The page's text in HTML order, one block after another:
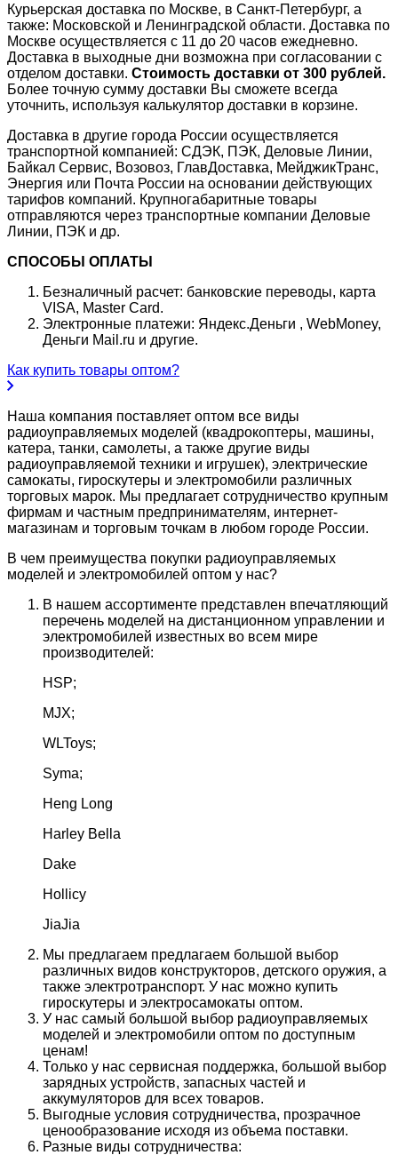
Курьерская доставка по Москве, в Санкт-Петербург, а
также: Московской и Ленинградской области. Доставка по
Москве осуществляется с 11 до 20 часов ежедневно.
Доставка в выходные дни возможна при согласовании с
отделом доставки. Стоимость доставки от 300 рублей.
Более точную сумму доставки Вы сможете всегда
уточнить, используя калькулятор доставки в корзине.
Доставка в другие города России осуществляется
транспортной компанией: СДЭК, ПЭК, Деловые Линии,
Байкал Сервис, Возовоз, ГлавДоставка, МейджикТранс,
Энергия или Почта России на основании действующих
тарифов компаний. Крупногабаритные товары
отправляются через транспортные компании Деловые
Линии, ПЭК и др.
СПОСОБЫ ОПЛАТЫ
Безналичный расчет: банковские переводы, карта
VISA, Master Card.
Электронные платежи: Яндекс.Деньги , WebMoney,
Деньги Mail.ru и другие.
Как купить товары оптом?
Наша компания поставляет оптом все виды
радиоуправляемых моделей (квадрокоптеры, машины,
катера, танки, самолеты, а также другие виды
радиоуправляемой техники и игрушек), электрические
самокаты, гироскутеры и электромобили различных
торговых марок. Мы предлагает сотрудничество крупным
фирмам и частным предпринимателям, интернет-
магазинам и торговым точкам в любом городе России.
В чем преимущества покупки радиоуправляемых
моделей и электромобилей оптом у нас?
В нашем ассортименте представлен впечатляющий
перечень моделей на дистанционном управлении и
электромобилей известных во всем мире
производителей:
HSP;
MJX;
WLToys;
Syma;
Heng Long
Harley Bella
Dake
Hollicy
JiaJia
Мы предлагаем предлагаем большой выбор
различных видов конструкторов, детского оружия, а
также электротранспорт. У нас можно купить
гироскутеры и электросамокаты оптом.
У нас самый большой выбор радиоуправляемых
моделей и электромобили оптом по доступным
ценам!
Только у нас сервисная поддержка, большой выбор
зарядных устройств, запасных частей и
аккумуляторов для всех товаров.
Выгодные условия сотрудничества, прозрачное
ценообразование исходя из объема поставки.
Разные виды сотрудничества: